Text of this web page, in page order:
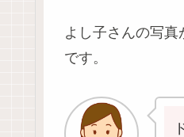
よし子さんの写
です。